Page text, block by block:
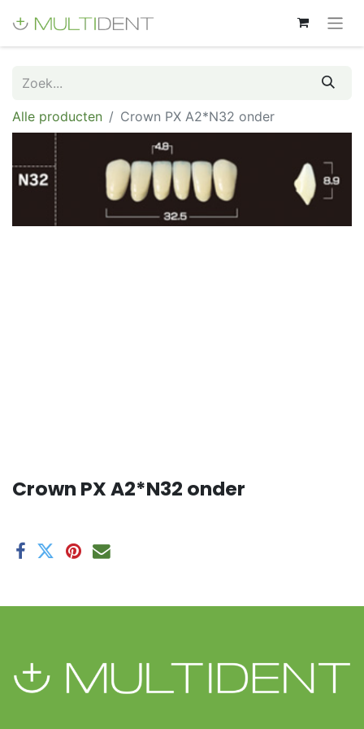
Alle producten Crown PX A2*N32 onder
Crown PX A2*N32 onder